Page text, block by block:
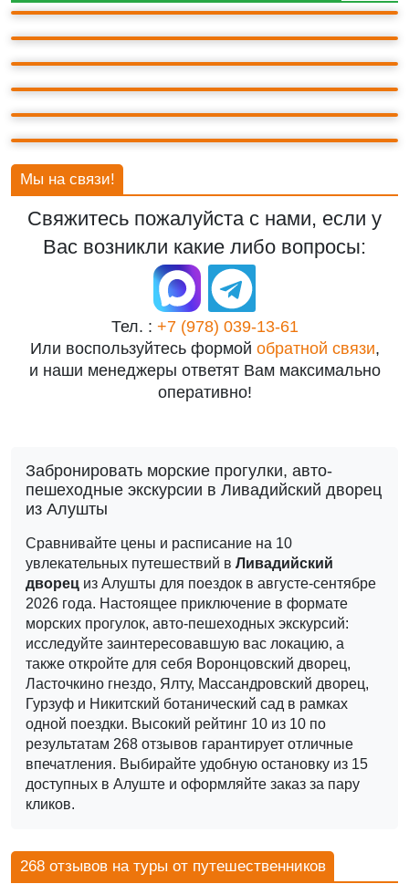
ЛАСТОЧКИНО ГНЕЗДО
ЯЛТА
МАССАНДРОВСКИЙ ДВОРЕЦ
ГУРЗУФ
НИКИТСКИЙ БОТАНИЧЕСКИЙ САД
Мы на связи!
Свяжитесь пожалуйста с нами, если у
Вас возникли какие либо вопросы:
Тел. : +7 (978) 039-13-61
Или воспользуйтесь формой обратной связи,
и наши менеджеры ответят Вам максимально
оперативно!
Забронировать морские прогулки, авто-
пешеходные экскурсии в Ливадийский дворец
из Алушты
Сравнивайте цены и расписание на 10
увлекательных путешествий в Ливадийский
дворец из Алушты для поездок в августе-сентябре
2026 года. Настоящее приключение в формате
морских прогулок, авто-пешеходных экскурсий:
исследуйте заинтересовавшую вас локацию, а
также откройте для себя Воронцовский дворец,
Ласточкино гнездо, Ялту, Массандровский дворец,
Гурзуф и Никитский ботанический сад в рамках
одной поездки. Высокий рейтинг 10 из 10 по
результатам 268 отзывов гарантирует отличные
впечатления. Выбирайте удобную остановку из 15
доступных в Алуште и оформляйте заказ за пару
кликов.
268 отзывов на туры от путешественников